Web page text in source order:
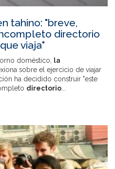
tahino: "breve,
directorio
viaja"
doméstico, la
sobre el ejercicio de viajar
ha decidido construir "este
directorio...